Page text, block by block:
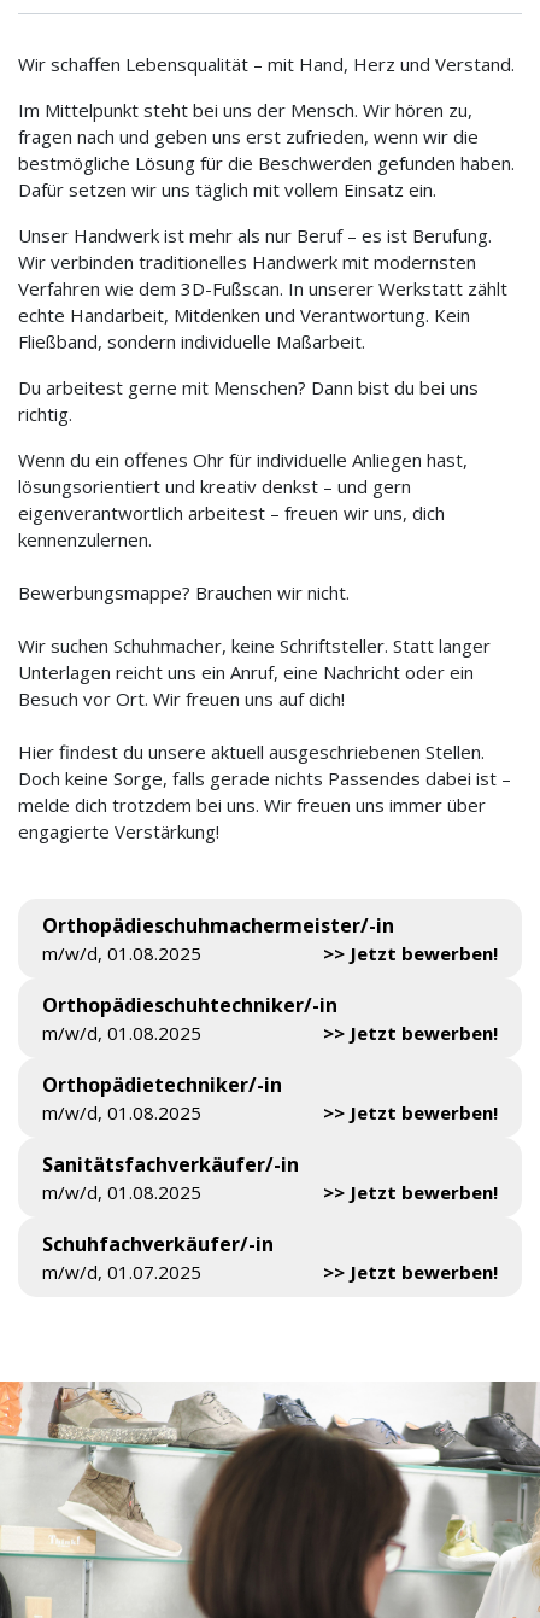
Wir schaffen Lebensqualität – mit Hand, Herz und Verstand.
Im Mittelpunkt steht bei uns der Mensch. Wir hören zu,
fragen nach und geben uns erst zufrieden, wenn wir die
bestmögliche Lösung für die Beschwerden gefunden haben.
Dafür setzen wir uns täglich mit vollem Einsatz ein.
Unser Handwerk ist mehr als nur Beruf – es ist Berufung.
Wir verbinden traditionelles Handwerk mit modernsten
Verfahren wie dem 3D-Fußscan. In unserer Werkstatt zählt
echte Handarbeit, Mitdenken und Verantwortung. Kein
Fließband, sondern individuelle Maßarbeit.
Du arbeitest gerne mit Menschen? Dann bist du bei uns
richtig.
Wenn du ein offenes Ohr für individuelle Anliegen hast,
lösungsorientiert und kreativ denkst – und gern
eigenverantwortlich arbeitest – freuen wir uns, dich
kennenzulernen.
Bewerbungsmappe? Brauchen wir nicht.
Wir suchen Schuhmacher, keine Schriftsteller. Statt langer
Unterlagen reicht uns ein Anruf, eine Nachricht oder ein
Besuch vor Ort. Wir freuen uns auf dich!
Hier findest du unsere aktuell ausgeschriebenen Stellen.
Doch keine Sorge, falls gerade nichts Passendes dabei ist –
melde dich trotzdem bei uns. Wir freuen uns immer über
engagierte Verstärkung!
Orthopädieschuhmachermeister/-in
m/w/d, 01.08.2025 >> Jetzt bewerben!
Orthopädieschuhtechniker/-in
m/w/d, 01.08.2025 >> Jetzt bewerben!
Orthopädietechniker/-in
m/w/d, 01.08.2025 >> Jetzt bewerben!
Sanitätsfachverkäufer/-in
m/w/d, 01.08.2025 >> Jetzt bewerben!
Schuhfachverkäufer/-in
m/w/d, 01.07.2025 >> Jetzt bewerben!